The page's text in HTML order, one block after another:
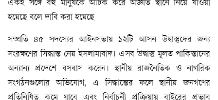
একই সঙ্গে বহু মানুষকে আটক করে অজ্ঞাত স্থানে নিয়ে যাওয়া
হয়েছে বলে দাবি করা হয়েছে
সম্প্রতি ৪৫ সদস্যের আইনসভায় ১২টি আসন উদ্বাস্তুদের জন্য
সংরক্ষণের সিদ্ধান্ত নেয় ইসলামাবাদ। এসব উদ্বাস্তু মূলত পাকিস্তানের
অন্যান্য প্রদেশে বসবাস করেন। স্থানীয় রাজনৈতিক ও নাগরিক
সংগঠনগুলোর অভিযোগ, এ সিদ্ধান্তের ফলে স্থানীয় জনগণের
প্রতিনিধিত্ব কমে যাবে এবং নির্বাচনী প্রক্রিয়ায় বাইরের প্রভাব